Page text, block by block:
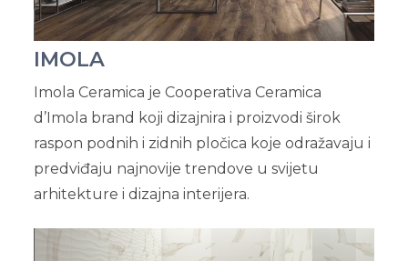
IMOLA
Imola Ceramica je Cooperativa Ceramica
d’Imola brand koji dizajnira i proizvodi širok
raspon podnih i zidnih pločica koje odražavaju i
predviđaju najnovije trendove u svijetu
arhitekture i dizajna interijera.